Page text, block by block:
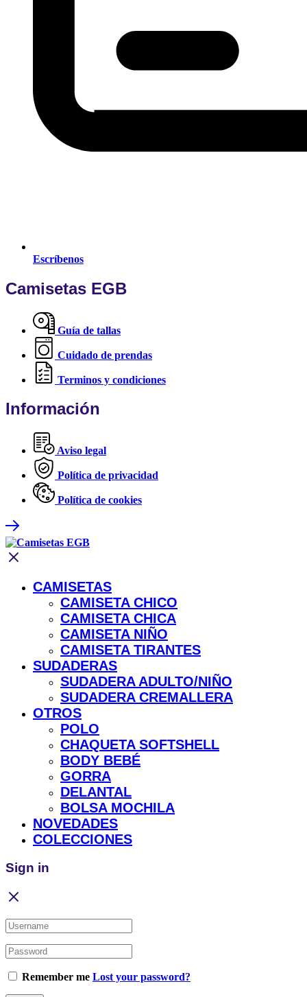
Escríbenos
Camisetas EGB
Guía de tallas
Cuidado de prendas
Terminos y condiciones
Información
Aviso legal
Política de privacidad
Política de cookies
CAMISETAS
CAMISETA CHICO
CAMISETA CHICA
CAMISETA NIÑO
CAMISETA TIRANTES
SUDADERAS
SUDADERA ADULTO/NIÑO
SUDADERA CREMALLERA
OTROS
POLO
CHAQUETA SOFTSHELL
BODY BEBÉ
GORRA
DELANTAL
BOLSA MOCHILA
NOVEDADES
COLECCIONES
Sign in
Remember me Lost your password?